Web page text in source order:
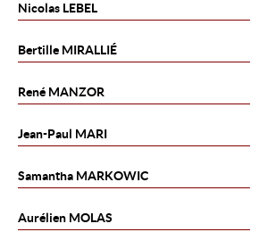
Nicolas LEBEL
Bertille MIRALLIÉ
René MANZOR
Jean-Paul MARI
Samantha MARKOWIC
Aurélien MOLAS